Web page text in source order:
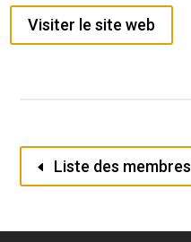
Visiter le site web
Liste des membres